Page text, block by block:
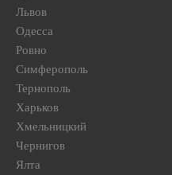
Львов
Одесса
Ровно
Симферополь
Тернополь
Харьков
Хмельницкий
Чернигов
Ялта